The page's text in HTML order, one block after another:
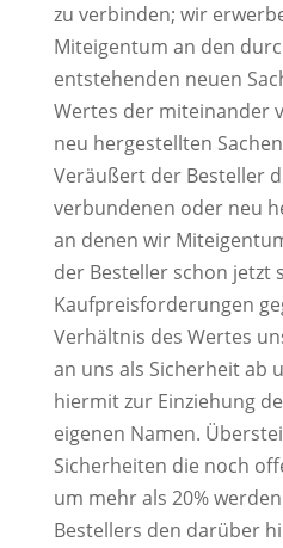
zu verbinden; wir
Miteigentum an den
entstehenden neuen
Wertes der miteinander
neu hergestellten
Veräußert der Besteller
verbundenen oder neu
an denen wir
der Besteller schon jetzt
Kaufpreisforderungen
Verhältnis des Wertes
an uns als Sicherheit ab
hiermit zur Einziehung
eigenen Namen.
Sicherheiten die noch
um mehr als 20%
Bestellers den darüber